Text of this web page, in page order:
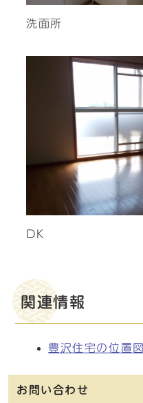
洗面所
DK
関連情報
豊沢住宅の位置図
お問い合わせ